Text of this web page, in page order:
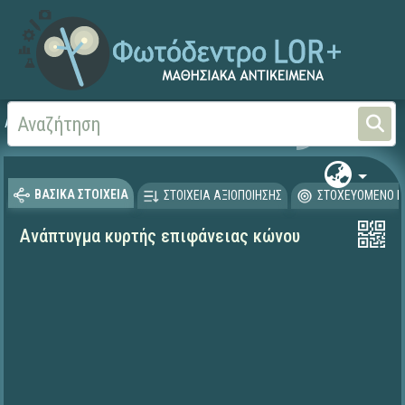
Αρχική
ΒΑΣΙΚΑ ΣΤΟΙΧΕΙΑ ΣΤΟΙΧΕΙΑ ΑΞΙΟΠΟΙΗΣΗΣ ΣΤΟΧΕΥΟΜΕΝΟ
Ανάπτυγμα κυρτής επιφάνειας κώνου